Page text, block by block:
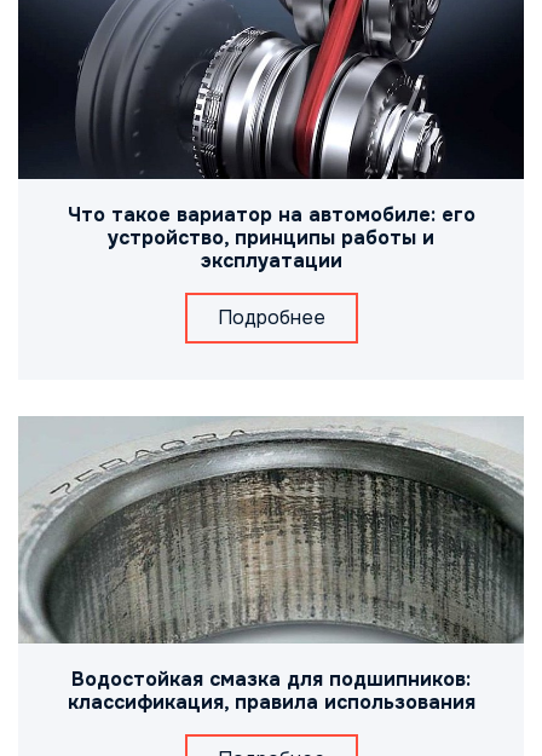
Что такое вариатор на автомобиле: его
устройство, принципы работы и
эксплуатации
Подробнее
Водостойкая смазка для подшипников:
классификация, правила использования